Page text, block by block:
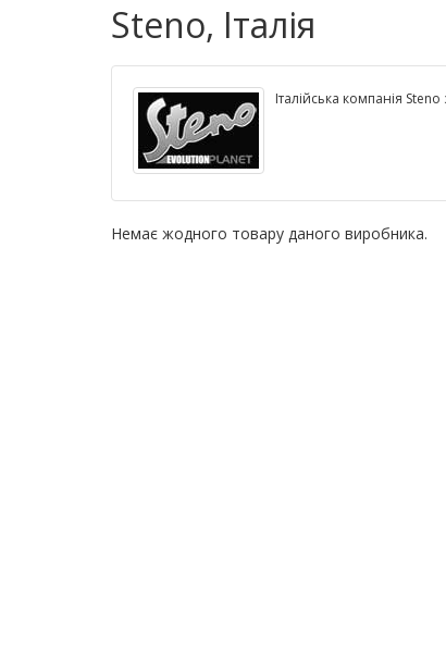
Steno, Італія
Італійська компанія
Немає жодного товару даного виробника.